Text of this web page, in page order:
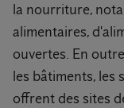
la nourriture,
alimentaires,
ouvertes. En
les bâtiments, les
offrent des sites